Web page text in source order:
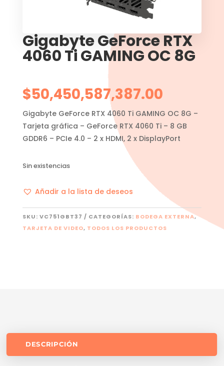
Gigabyte GeForce RTX
4060 Ti GAMING OC 8G
$50,450,587,387.00
Gigabyte GeForce RTX 4060 Ti GAMING OC 8G –
Tarjeta gráfica – GeForce RTX 4060 Ti – 8 GB
GDDR6 – PCIe 4.0 – 2 x HDMI, 2 x DisplayPort
Sin existencias
Añadir a la lista de deseos
SKU: VC751GBT37 CATEGORÍAS: BODEGA EXTERNA,
TARJETA DE VIDEO, TODOS LOS PRODUCTOS
DESCRIPCIÓN